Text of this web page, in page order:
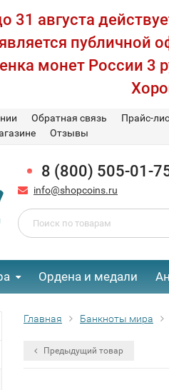
августа
публичной
монет России 3
Обратная связь Прайс-
Отзывы
8 (800) 505-01-
info@shopcoins.ru
Ордена и медали
Главная Банкноты мира
Предыдущий товар